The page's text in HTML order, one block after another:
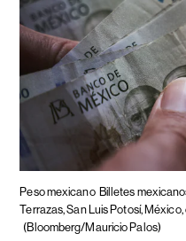
Peso mexicano Billetes
Terrazas, San Luis Potosí,
(Bloomberg/Mauricio Palos)